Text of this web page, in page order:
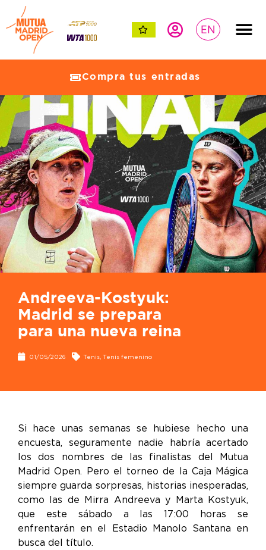
EN
Compra tus entradas
Andreeva-Kostyuk:
Madrid se prepara
para una nueva reina
01/05/2026 Tenis Tenis femenino
Si hace unas semanas se hubiese hecho una
encuesta, seguramente nadie habría acertado
los dos nombres de las finalistas del Mutua
Madrid Open. Pero el torneo de la Caja Mágica
siempre guarda sorpresas, historias inesperadas,
como las de Mirra Andreeva y Marta Kostyuk,
que este sábado a las 17:00 horas se
enfrentarán en el Estadio Manolo Santana en
busca del título.